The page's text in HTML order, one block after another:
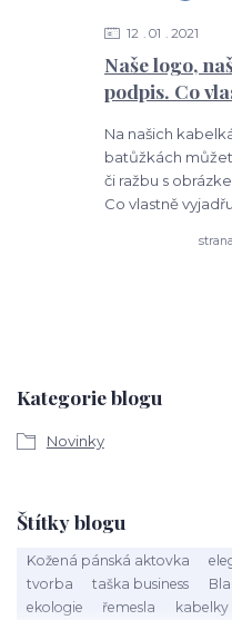
Kategorie blogu
Novinky
Štítky blogu
Kožená pánská aktovka
tvorba
taška business
ekologie
řemesla kabelky
Naše logo,
podpis. Co
12 01 2021
Na našich
batůžkách
či ražbu s
Co vlastně
strana